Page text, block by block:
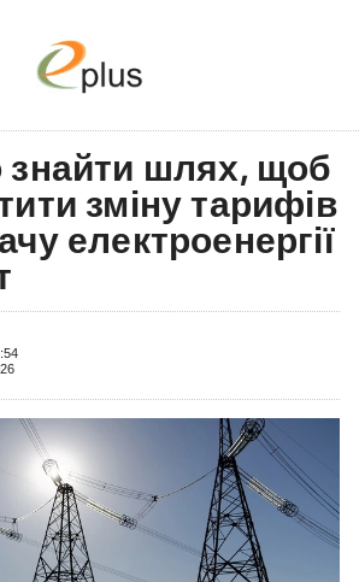
знайти шлях, щоб
зміну тарифів
електроенергії